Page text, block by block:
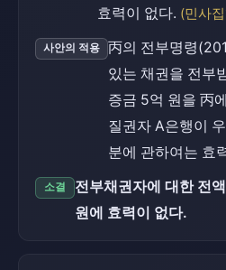
효력이 없다. (민사
사안의 적용
丙의 전부명령
있는 채권을 전부
증금 5억 원을 丙
질권자 A은행이
분에 관하여는 효
소결
전부채권자에 대한 전
원에 효력이 없다.